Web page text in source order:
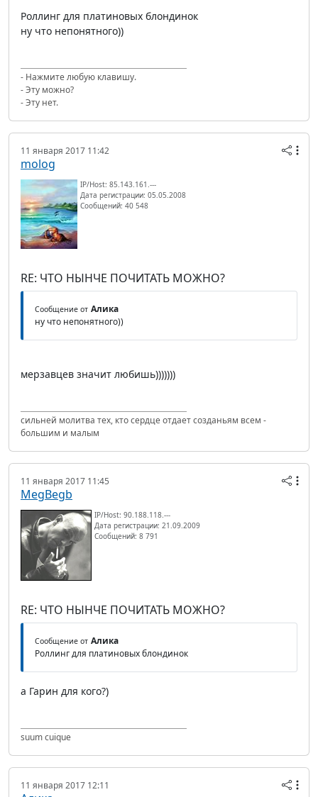
Роллинг для платиновых блондинок
ну что непонятного))
- Нажмите любую клавишу.
- Эту можно?
- Эту нет.
11 января 2017 11:42
molog
IP/Host: 85.143.161.---
Дата регистрации: 05.05.2008
Сообщений: 40 548
RE: ЧТО НЫНЧЕ ПОЧИТАТЬ МОЖНО?
Сообщение от Алика
ну что непонятного))
мерзавцев значит любишь)))))))
сильней молитва тех, кто сердце отдает созданьям всем -
большим и малым
11 января 2017 11:45
MegBegb
IP/Host: 90.188.118.---
Дата регистрации: 21.09.2009
Сообщений: 8 791
RE: ЧТО НЫНЧЕ ПОЧИТАТЬ МОЖНО?
Сообщение от Алика
Роллинг для платиновых блондинок
а Гарин для кого?)
suum cuique
11 января 2017 12:11